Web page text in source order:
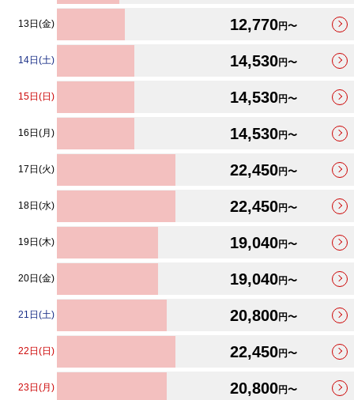
13日(金) 12,770円〜
14日(土) 14,530円〜
15日(日) 14,530円〜
16日(月) 14,530円〜
17日(火) 22,450円〜
18日(水) 22,450円〜
19日(木) 19,040円〜
20日(金) 19,040円〜
21日(土) 20,800円〜
22日(日) 22,450円〜
23日(月) 20,800円〜